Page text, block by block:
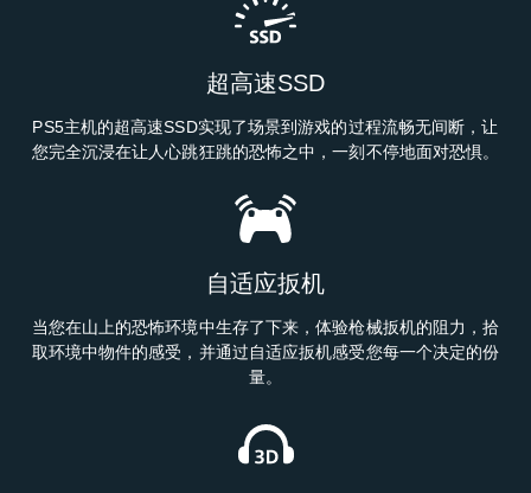
超高速SSD
PS5主机的超高速SSD实现了场景到游戏的过程流畅无间断，让
您完全沉浸在让人心跳狂跳的恐怖之中，一刻不停地面对恐惧。
自适应扳机
当您在山上的恐怖环境中生存了下来，体验枪械扳机的阻力，拾
取环境中物件的感受，并通过自适应扳机感受您每一个决定的份
量。